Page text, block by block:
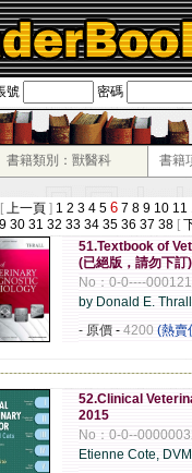
號 密碼
書籍類別：獸醫科 書籍
上一頁 ] 1 2 3 4 5 6 7 8 9 10 11
30 31 32 33 34 35 36 37 38 [
51.Textbook of
(已絕版，請勿下訂)
No：0-0----
by Donald E.
- 原價 - 4200 (熱賣
52.Clinical
2015
No：0-0--
Etienne Cote,